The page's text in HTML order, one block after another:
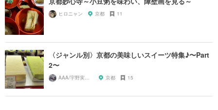
ヒロニャン 京都 11
〈ジャンル別〉京都の美味しいスイーツ特集♪〜Part
2〜
京都 15